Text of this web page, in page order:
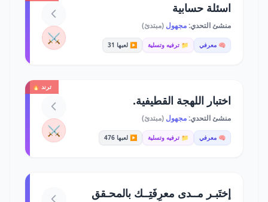
اسئلة حسابية
منشئ التحدي:مجهول (مبتدئ)
🧠 معرفي 📁 ترفيه وتسلية ▶️ لعبها 31 ⚔️
ترند 🔥
اختبار اللهجة القطيفية.
منشئ التحدي:مجهول (مبتدئ)
🧠 معرفي 📁 ترفيه وتسلية ▶️ لعبها 476 ⚔️
إختَبـر مــدى معرِفَتِــك بالمحـقق